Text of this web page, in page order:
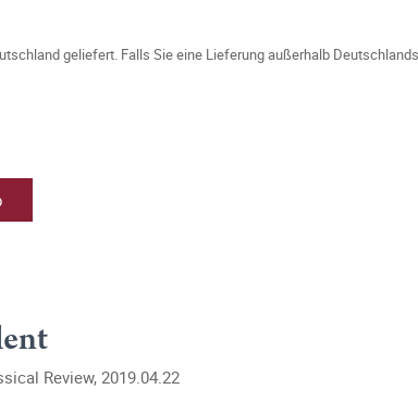
geliefert. Falls Sie eine Lieferung außerhalb
Review, 2019.04.22